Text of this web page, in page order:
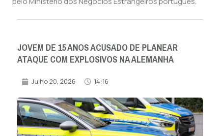
JOVEM DE 15 ANOS ACUSADO DE PLANEAR
ATAQUE COM EXPLOSIVOS NA ALEMANHA
Julho 20, 2026 14:16